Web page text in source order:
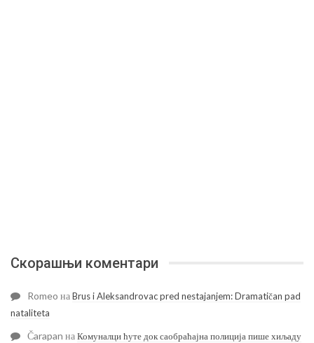
Скорашњи коментари
Romeo наBrus i Aleksandrovac pred nestajanjem: Dramatičan pad
nataliteta
Čarapan наКомуналци ћуте док саобраћајна полиција пише хиљаду